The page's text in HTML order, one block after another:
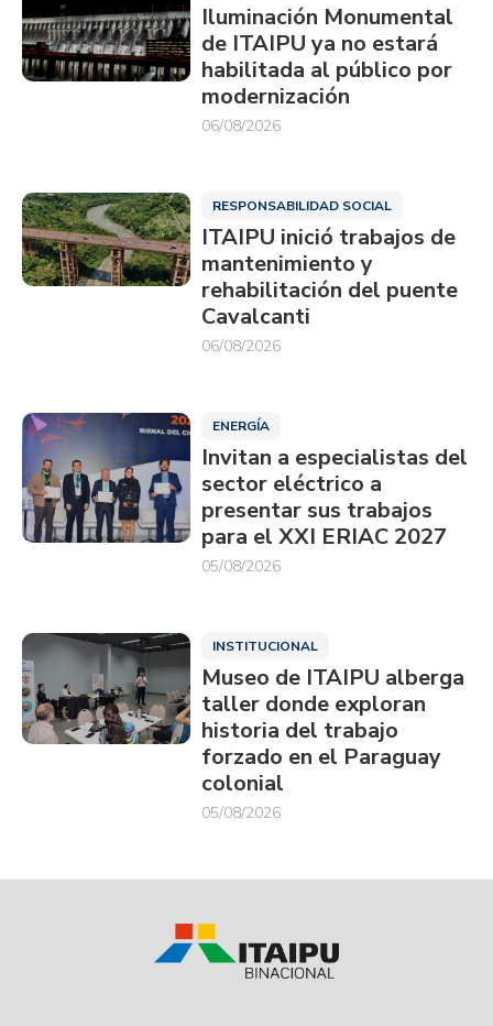
Iluminación Monumental
de ITAIPU ya no estará
habilitada al público por
modernización
06/08/2026
RESPONSABILIDAD SOCIAL
ITAIPU inició trabajos de
mantenimiento y
rehabilitación del puente
Cavalcanti
06/08/2026
ENERGÍA
Invitan a especialistas del
sector eléctrico a
presentar sus trabajos
para el XXI ERIAC 2027
05/08/2026
INSTITUCIONAL
Museo de ITAIPU alberga
taller donde exploran
historia del trabajo
forzado en el Paraguay
colonial
05/08/2026